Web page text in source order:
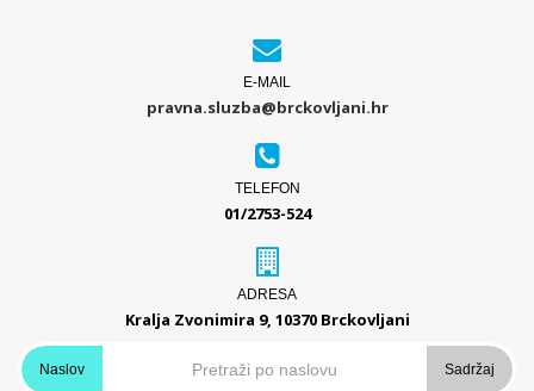
E-MAIL
pravna.sluzba@brckovljani.hr
TELEFON
01/2753-524
ADRESA
Kralja Zvonimira 9, 10370 Brckovljani
Naslov Sadržaj